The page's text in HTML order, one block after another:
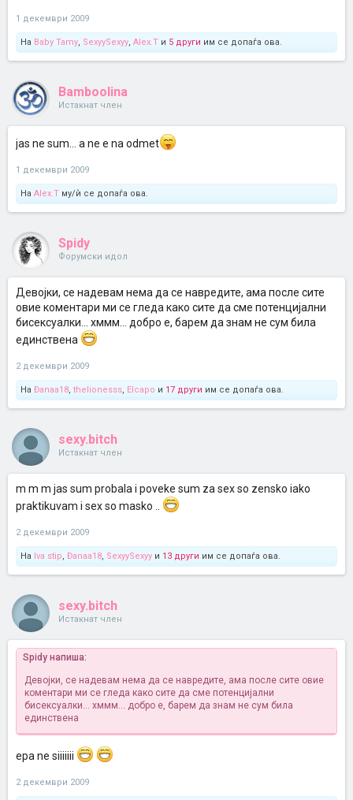
1 декември 2009
На Baby Tamy, SexyySexyy, Alex.T и 5 други им се допаѓа ова.
Bamboolina
Истакнат член
jas ne sum... a ne e na odmet
1 декември 2009
На Alex.T му/ѝ се допаѓа ова.
Spidy
Форумски идол
Девојки, се надевам нема да се навредите, ама после сите
овие коментари ми се гледа како сите да сме потенцијални
бисексуалки... хммм... добро е, барем да знам не сум била
единствена
2 декември 2009
На Đanaa18, thelionesss, Elcapo и 17 други им се допаѓа ова.
sexy.bitch
Истакнат член
m m m jas sum probala i poveke sum za sex so zensko iako
praktikuvam i sex so masko ..
2 декември 2009
На Iva stip, Đanaa18, SexyySexyy и 13 други им се допаѓа ова.
sexy.bitch
Истакнат член
Spidy напиша:
Девојки, се надевам нема да се навредите, ама после сите овие
коментари ми се гледа како сите да сме потенцијални
бисексуалки... хммм... добро е, барем да знам не сум била
единствена
epa ne siiiiiii
2 декември 2009